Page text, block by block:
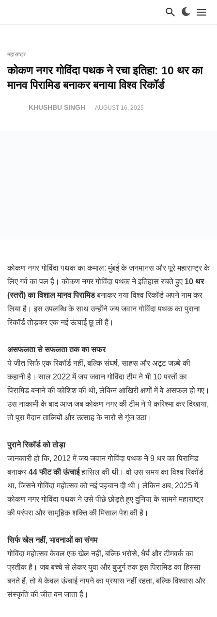
महाराष्ट्र
कोकण नगर गोविंदा पथक ने रचा इतिहा: 10 थर का
मानव पिरामिड बनाकर बनाया विश्व रिकॉर्ड
KHUSHBU SINGH AUGUST 16, 2025
कोकण नगर गोविंदा पथक का कमाल: मुंबई के जनमानस और पूरे महाराष्ट्र के
लिए गर्व का पल है। कोकण नगर गोविंदा पथक ने इतिहास रचते हुए 10 थर
(स्तरों) का विशाल मानव पिरामिडबनाकर नया विश्व रिकॉर्ड अपने नाम कर
लिया है। इस उपलब्धि के साथ उन्होंने जय जवान गोविंदा पथक का पुराना
रिकॉर्ड तोड़कर एक नई ऊंचाई छू ली है।
असफलता से सफलता तक का सफर
ये जीत सिर्फ एक रिकॉर्ड नहीं, बल्कि संघर्ष, साहस और अटूट जज़्बे की
कहानी है। साल 2022 में जय जवान गोविंदा टीम ने भी 10 परतों का
पिरामिड बनाने की कोशिश की थी, लेकिन आखिरी क्षणों में वे असफल हो गए।
उस नाकामी के बाद आज जब कोकण नगर की टीम ने ये करिश्मा कर दिखाया,
तो पूरा मैदान तालियों और उत्साह के नारों से गूंज उठा।
पुराने रिकॉर्ड को तोड़ा
जानकारी हो कि, 2012 में जय जवान गोविंदा पथक ने 9 थर का पिरामिड
बनाकर 44 फीट की ऊंचाईहासिल की थी। वो उस समय का विश्व रिकॉर्ड
था, जिसने गोविंदा महोत्सव को नई पहचान दी थी। लेकिन अब, 2025 में
कोकण नगर गोविंदा पथक ने उसे पीछे छोड़ते हुए दुनिया के सामने महाराष्ट्र
की परंपरा और सामूहिक शक्ति की मिसाल पेश की है।
सिर्फ खेल नहीं, भावनाओं का संगम
गोविंदा महोत्सव केवल एक खेल नहीं, बल्कि भरोसे, धैर्य और टीमवर्क का
प्रतीक है। जब बच्चे से लेकर युवा और बुजुर्ग तक इस पिरामिड का हिस्सा
बनते हैं, तो ये केवल ऊंचाई नापने का प्रयास नहीं रहता, बल्कि विश्वास और
संस्कृति की जीत बन जाता है।